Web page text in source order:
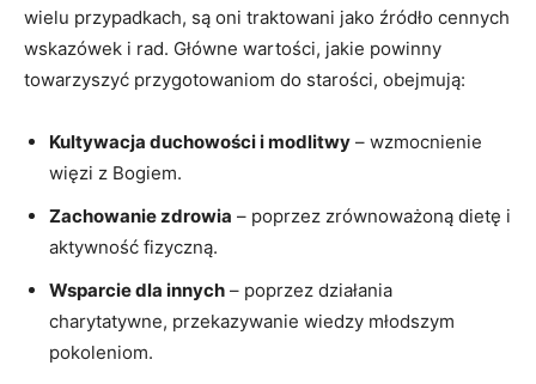
wielu przypadkach, są oni traktowani jako źródło cennych
wskazówek i rad. Główne wartości, jakie powinny
towarzyszyć przygotowaniom do starości, obejmują:
Kultywacja duchowości i modlitwy – wzmocnienie
więzi z Bogiem.
Zachowanie zdrowia – poprzez zrównoważoną dietę i
aktywność fizyczną.
Wsparcie dla innych – poprzez działania
charytatywne, przekazywanie wiedzy młodszym
pokoleniom.